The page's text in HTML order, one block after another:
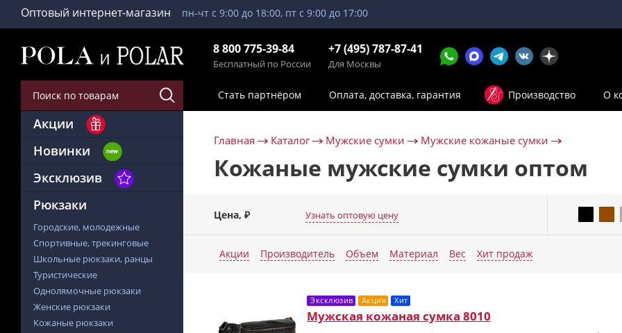
Оптовый интернет-магазин пн-чт с 9:00 до 18:00, пт с 9:00 до 17:00
8 800 775-39-84
Бесплатный по России
+7 (495) 787-87-41
Для Москвы
Стать партнёром Оплата, доставка, гарантия Производство О
Акции
Новинки
Эксклюзив
Рюкзаки
Городские, молодежные
Спортивные, трекинговые
Школьные рюкзаки, ранцы
Туристические
Однолямочные рюкзаки
Женские рюкзаки
Кожаные рюкзаки
Главная Каталог Мужские сумки Мужские кожаные сумки
Кожаные мужские сумки оптом
Цена, ₽ Узнать оптовую цену
Акции Производитель Объем Материал Вес Хит продаж
Эксклюзив Акция Хит
Мужская кожаная сумка 8010